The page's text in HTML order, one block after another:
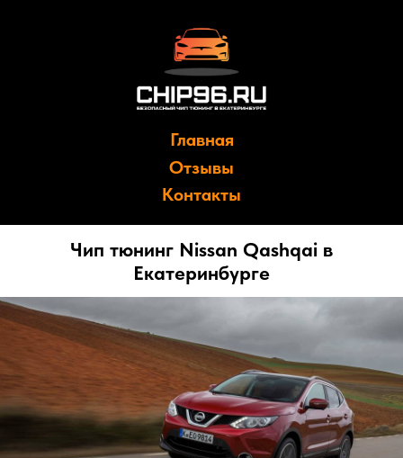
Главная
Отзывы
Контакты
Чип тюнинг Nissan Qashqai в
Екатеринбурге
►Увеличение мощности и крутящего момента
►Хорошая отзывчивость, уменьшение турбоямы
►Отключение ограничения максимальной скорости
Причины сделать чип тюнинг: